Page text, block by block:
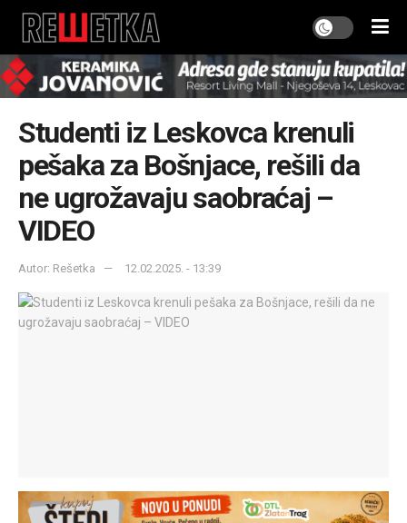
Studenti iz Leskovca krenuli
pešaka za Bošnjace, rešili da
ne ugrožavaju saobraćaj –
VIDEO
Autor: Rešetka 12.02.2025. - 13:39